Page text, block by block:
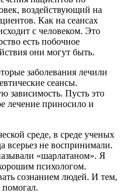
воздействующий на
Как на сеансах
с человеком. Это
есть побочное
они могут быть.
заболевания лечили
сеансы.
зависимость. Пусть это
лечение приносило и
среде, в среде ученых
всерьез не воспринимали.
«шарлатаном». Я
психологом.
сознанием людей. И тем,